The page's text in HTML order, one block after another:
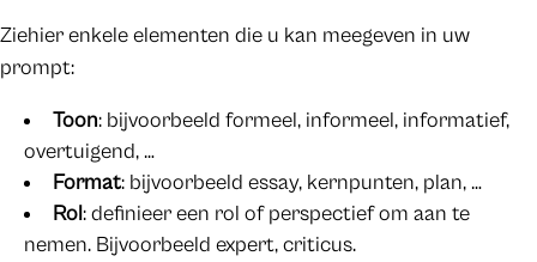
Ziehier enkele elementen die u kan meegeven in uw
prompt:
Toon: bijvoorbeeld formeel, informeel, informatief,
overtuigend, …
Format: bijvoorbeeld essay, kernpunten, plan, …
Rol: definieer een rol of perspectief om aan te
nemen. Bijvoorbeeld expert, criticus.